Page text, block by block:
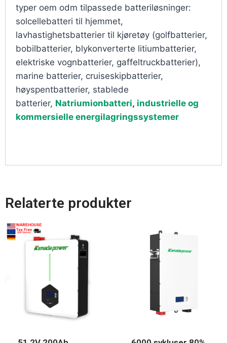
typer oem odm tilpassede batteriløsninger:
solcellebatteri til hjemmet,
lavhastighetsbatterier til kjøretøy (golfbatterier,
bobilbatterier, blykonverterte litiumbatterier,
elektriske vognbatterier, gaffeltruckbatterier),
marine batterier, cruiseskipbatterier,
høyspentbatterier, stablede
batterier, Natriumionbatteri, industrielle og
kommersielle energilagringssystemer
Relaterte produkter